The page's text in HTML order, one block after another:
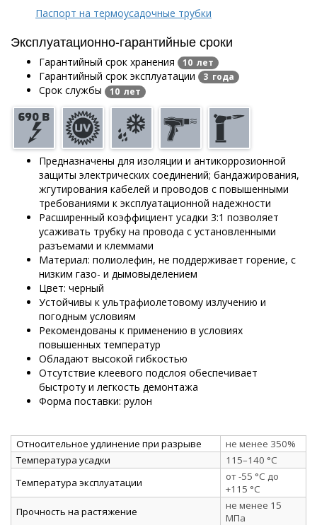
Паспорт на термоусадочные трубки
Эксплуатационно-гарантийные сроки
Гарантийный срок хранения 10 лет
Гарантийный срок эксплуатации 3 года
Срок службы 10 лет
Предназначены для изоляции и антикоррозионной
защиты электрических соединений; бандажирования,
жгутирования кабелей и проводов с повышенными
требованиями к эксплуатационной надежности
Расширенный коэффициент усадки 3:1 позволяет
усаживать трубку на провода с установленными
разъемами и клеммами
Материал: полиолефин, не поддерживает горение, с
низким газо- и дымовыделением
Цвет: черный
Устойчивы к ультрафиолетовому излучению и
погодным условиям
Рекомендованы к применению в условиях
повышенных температур
Обладают высокой гибкостью
Отсутствие клеевого подслоя обеспечивает
быстроту и легкость демонтажа
Форма поставки: рулон
Относительное удлинение при разрыве
не менее 350%
Температура усадки
115–140 °C
Температура эксплуатации
от -55 °C до
+115 °C
Прочность на растяжение
не менее 15
МПа